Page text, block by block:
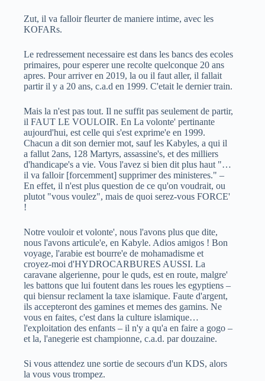
Zut, il va falloir fleurter de maniere intime, avec les
KOFARs.
Le redressement necessaire est dans les bancs des ecoles
primaires, pour esperer une recolte quelconque 20 ans
apres. Pour arriver en 2019, la ou il faut aller, il fallait
partir il y a 20 ans, c.a.d en 1999. C'etait le dernier train.
Mais la n'est pas tout. Il ne suffit pas seulement de partir,
il FAUT LE VOULOIR. En La volonte' pertinante
aujourd'hui, est celle qui s'est exprime'e en 1999.
Chacun a dit son dernier mot, sauf les Kabyles, a qui il
a fallut 2ans, 128 Martyrs, assassine's, et des milliers
d'handicape's a vie. Vous l'avez si bien dit plus haut "…
il va falloir [forcemment] supprimer des ministeres." –
En effet, il n'est plus question de ce qu'on voudrait, ou
plutot "vous voulez", mais de quoi serez-vous FORCE'
!
Notre vouloir et volonte', nous l'avons plus que dite,
nous l'avons articule'e, en Kabyle. Adios amigos ! Bon
voyage, l'arabie est bourre'e de mohamadisme et
croyez-moi d'HYDROCARBURES AUSSI. La
caravane algerienne, pour le quds, est en route, malgre'
les battons que lui foutent dans les roues les egyptiens –
qui biensur reclament la taxe islamique. Faute d'argent,
ils accepteront des gamines et memes des gamins. Ne
vous en faites, c'est dans la culture islamique…
l'exploitation des enfants – il n'y a qu'a en faire a gogo –
et la, l'anegerie est championne, c.a.d. par douzaine.
Si vous attendez une sortie de secours d'un KDS, alors
la vous vous trompez.